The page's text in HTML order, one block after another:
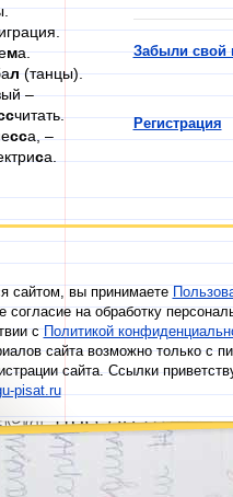
ма.
л(танцы).
–
читать.
сса, –
са.
Забыли свой
Регистрация
сайтом, вы принимаете
согласие на обработку
сПолитикой
сайта возможно только с
сайта. Ссылки
pisat.ru